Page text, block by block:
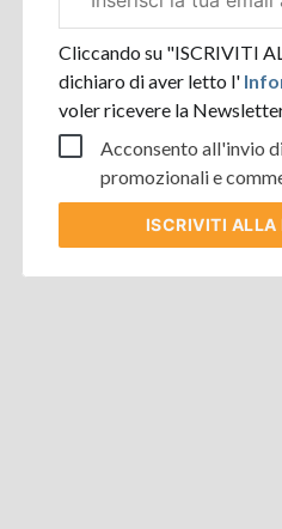
aziendale
Cliccando su "ISCRIVITI
dichiaro di aver letto l'
voler ricevere la
Acconsento all'invio
promozionali e
ISCRIVITI ALLA